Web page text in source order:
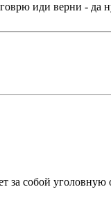
иди верни - да
собой